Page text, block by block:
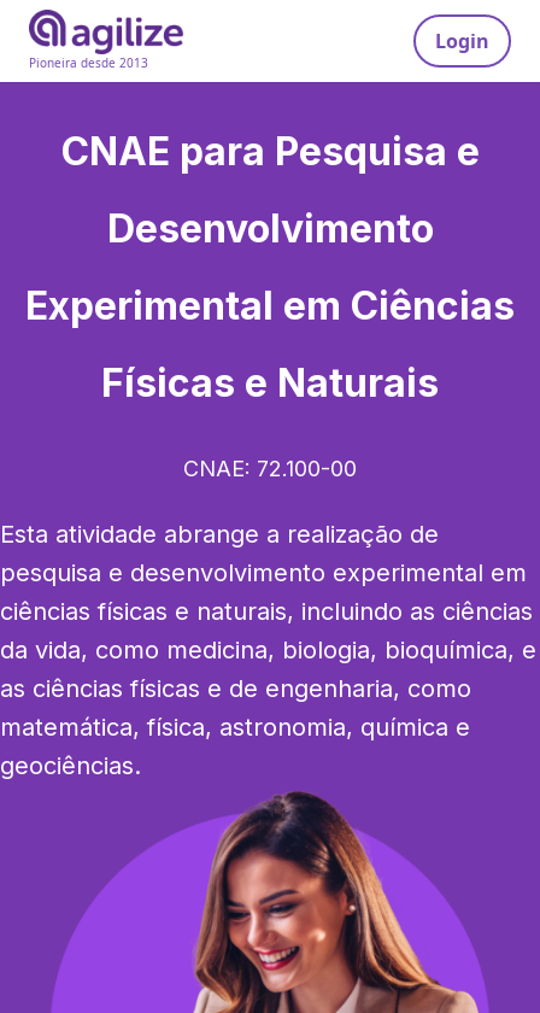
Pioneira desde 2013
Login
CNAE para Pesquisa e
Desenvolvimento
Experimental em Ciências
Físicas e Naturais
CNAE: 72.100-00
Esta atividade abrange a realização de
pesquisa e desenvolvimento experimental em
ciências físicas e naturais, incluindo as ciências
da vida, como medicina, biologia, bioquímica, e
as ciências físicas e de engenharia, como
matemática, física, astronomia, química e
geociências.